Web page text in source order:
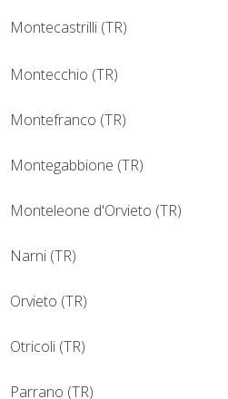
Montecastrilli (TR)
Montecchio (TR)
Montefranco (TR)
Montegabbione (TR)
Monteleone d'Orvieto (TR)
Narni (TR)
Orvieto (TR)
Otricoli (TR)
Parrano (TR)